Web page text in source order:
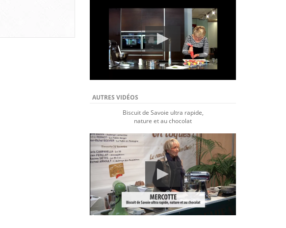
AUTRES VIDÉOS
Biscuit de Savoie ultra rapide,
nature et au chocolat